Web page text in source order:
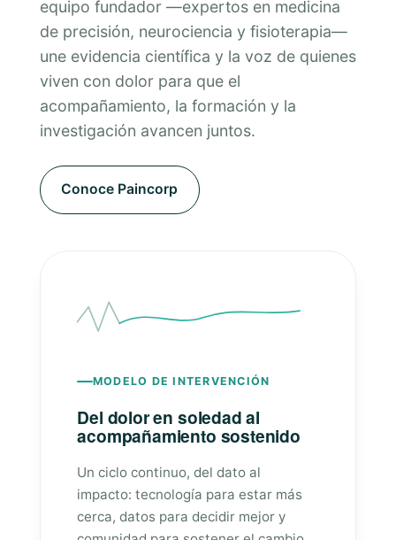
equipo fundador —expertos en medicina
de precisión, neurociencia y fisioterapia—
une evidencia científica y la voz de quienes
viven con dolor para que el
acompañamiento, la formación y la
investigación avancen juntos.
Conoce Paincorp
MODELO DE INTERVENCIÓN
Del dolor en soledad al
acompañamiento sostenido
Un ciclo continuo, del dato al
impacto: tecnología para estar más
cerca, datos para decidir mejor y